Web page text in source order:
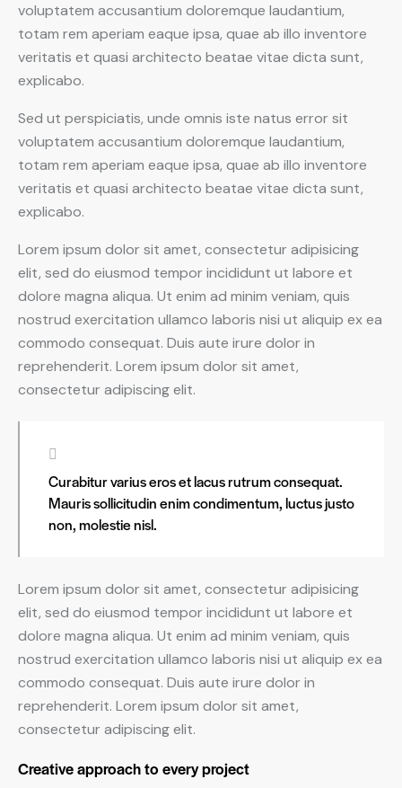
voluptatem accusantium doloremque laudantium,
totam rem aperiam eaque ipsa, quae ab illo inventore
veritatis et quasi architecto beatae vitae dicta sunt,
explicabo.
Sed ut perspiciatis, unde omnis iste natus error sit
voluptatem accusantium doloremque laudantium,
totam rem aperiam eaque ipsa, quae ab illo inventore
veritatis et quasi architecto beatae vitae dicta sunt,
explicabo.
Lorem ipsum dolor sit amet, consectetur adipisicing
elit, sed do eiusmod tempor incididunt ut labore et
dolore magna aliqua. Ut enim ad minim veniam, quis
nostrud exercitation ullamco laboris nisi ut aliquip ex ea
commodo consequat. Duis aute irure dolor in
reprehenderit. Lorem ipsum dolor sit amet,
consectetur adipiscing elit.
Curabitur varius eros et lacus rutrum consequat.
Mauris sollicitudin enim condimentum, luctus justo
non, molestie nisl.
Lorem ipsum dolor sit amet, consectetur adipisicing
elit, sed do eiusmod tempor incididunt ut labore et
dolore magna aliqua. Ut enim ad minim veniam, quis
nostrud exercitation ullamco laboris nisi ut aliquip ex ea
commodo consequat. Duis aute irure dolor in
reprehenderit. Lorem ipsum dolor sit amet,
consectetur adipiscing elit.
Creative approach to every project